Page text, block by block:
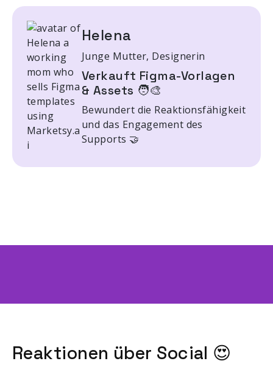
Helena
Junge Mutter, Designerin
Verkauft Figma-Vorlagen
& Assets 🧑‍🎨
Bewundert die Reaktionsfähigkeit
und das Engagement des
Supports 🤝
Reaktionen über Social 😍